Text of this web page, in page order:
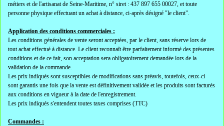
métiers et de l'artisanat de Seine-Maritime, n° siret : 437 897 655 00027, et toute
personne physique effectuant un achat à distance, ci-après désigné "le client".
Application des conditions commerciales :
Les conditions générales de vente seront acceptées, par le client, sans réserve lors de
tout achat effectué à distance. Le client reconnaît être parfaitement informé des présentes
conditions et de ce fait, son acceptation sera obligatoirement demandée lors de la
validation de la commande.
Les prix indiqués sont susceptibles de modifications sans préavis, toutefois, ceux-ci
sont garantis une fois que la vente est définitivement validée et les produits sont facturés
aux conditions en vigueur à la date de l'enregistrement.
Les prix indiqués s'entendent toutes taxes comprises (TTC)
Commandes :